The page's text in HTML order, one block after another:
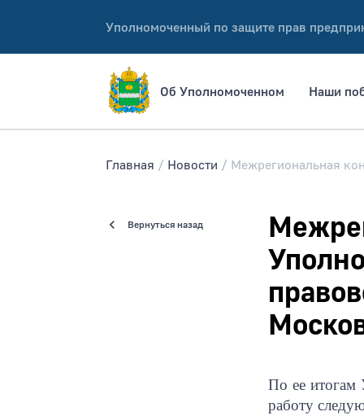
Уполномоченный по защите прав
Об Уполномоченном Наши
Главная Новости Межрегиональная
Вернуться назад
По ее итогам
работу